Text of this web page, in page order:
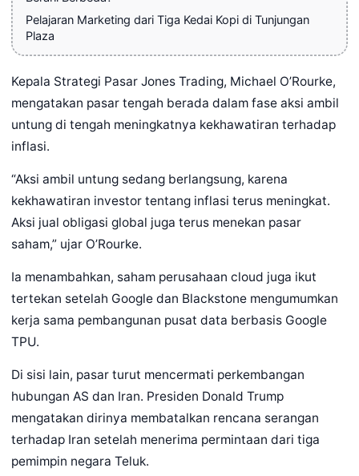
Pelajaran Marketing dari Tiga Kedai Kopi di Tunjungan
Plaza
Kepala Strategi Pasar Jones Trading, Michael O’Rourke,
mengatakan pasar tengah berada dalam fase aksi ambil
untung di tengah meningkatnya kekhawatiran terhadap
inflasi.
“Aksi ambil untung sedang berlangsung, karena
kekhawatiran investor tentang inflasi terus meningkat.
Aksi jual obligasi global juga terus menekan pasar
saham,” ujar O’Rourke.
Ia menambahkan, saham perusahaan cloud juga ikut
tertekan setelah Google dan Blackstone mengumumkan
kerja sama pembangunan pusat data berbasis Google
TPU.
Di sisi lain, pasar turut mencermati perkembangan
hubungan AS dan Iran. Presiden Donald Trump
mengatakan dirinya membatalkan rencana serangan
terhadap Iran setelah menerima permintaan dari tiga
pemimpin negara Teluk.